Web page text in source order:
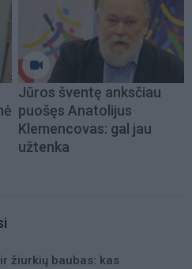
Jūros šventę anksčiau
puošęs Anatolijus
Klemencovas: gal jau
užtenka
žiurkių baubas: kas